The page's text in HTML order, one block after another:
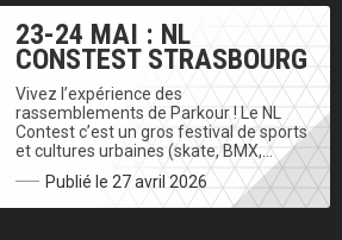
23-24 MAI : NL
CONSTEST STRASBOURG
Vivez l’expérience des
rassemblements de Parkour ! Le NL
Contest c’est un gros festival de sports
et cultures urbaines (skate, BMX,…
Publié le 27 avril 2026